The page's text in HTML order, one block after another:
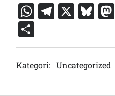
W
at
s
A
p
T
e
gr
a
m
X Bl
e
s
k
y
h
ar
e
Kategori: Uncategorized